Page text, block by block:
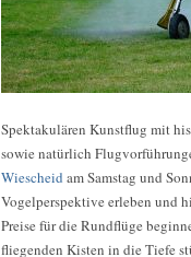
Spektakulären Kunstflug mit
sowie natürlich
Wiescheid am Samstag und
Vogelperspektive erleben und
Preise für die Rundflüge
fliegenden Kisten in die Tiefe